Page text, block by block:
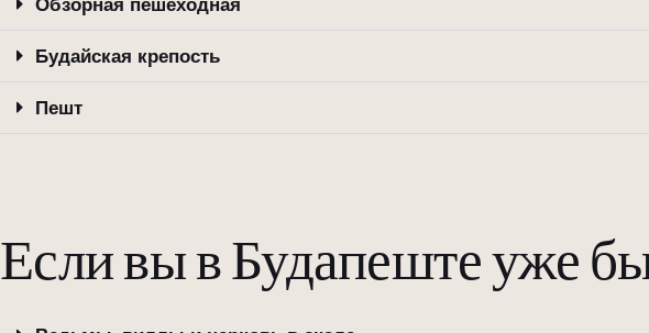
Будайская крепость
Пешт
Если вы в Будапеште уже